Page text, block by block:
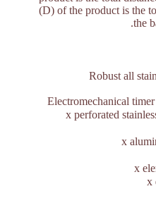
(D) of the product is the
the
Robust all
Electromechanical